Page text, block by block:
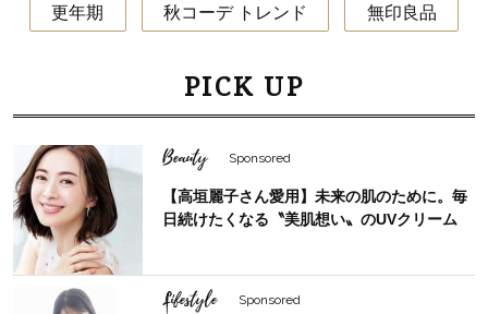
更年期 秋コーデ トレンド 無印良品
PICK UP
Beauty Sponsored
【高垣麗子さん愛用】未来の肌のために。毎
日続けたくなる〝美肌想い〟のUVクリーム
Lifestyle Sponsored